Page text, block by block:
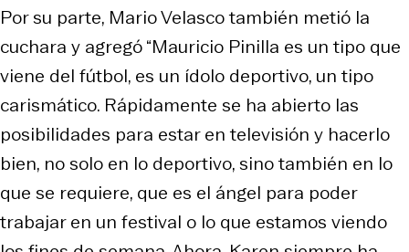
Por su parte, Mario Velasco también metió la
cuchara y agregó “Mauricio Pinilla es un tipo que
viene del fútbol, es un ídolo deportivo, un tipo
carismático. Rápidamente se ha abierto las
posibilidades para estar en televisión y hacerlo
bien, no solo en lo deportivo, sino también en lo
que se requiere, que es el ángel para poder
trabajar en un festival o lo que estamos viendo